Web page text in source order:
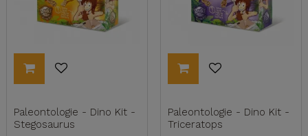
Paleontologie - Dino Kit -
Stegosaurus
Paleontologie - Dino Kit -
Triceratops